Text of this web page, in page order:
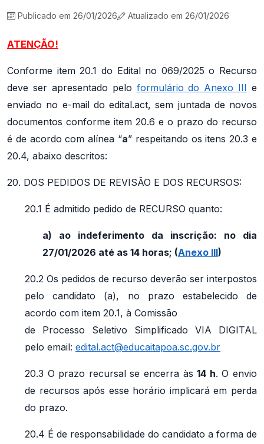
Publicado em 26/01/2026 Atualizado em 26/01/2026
ATENÇÃO!
Conforme item 20.1 do Edital no 069/2025 o Recurso
deve ser apresentado pelo formulário do Anexo III e
enviado no e-mail do edital.act, sem juntada de novos
documentos conforme item 20.6 e o prazo do recurso
é de acordo com alínea “a” respeitando os itens 20.3 e
20.4, abaixo descritos:
20. DOS PEDIDOS DE REVISÃO E DOS RECURSOS:
20.1 É admitido pedido de RECURSO quanto:
a) ao indeferimento da inscrição: no dia
27/01/2026 até as 14 horas; (Anexo III)
20.2 Os pedidos de recurso deverão ser interpostos
pelo candidato (a), no prazo estabelecido de
acordo com item 20.1, à Comissão
de Processo Seletivo Simplificado VIA DIGITAL
pelo email: edital.act@educaitapoa.sc.gov.br
20.3 O prazo recursal se encerra às14 h. O envio
de recursos após esse horário implicará em perda
do prazo.
20.4 É de responsabilidade do candidato a forma de